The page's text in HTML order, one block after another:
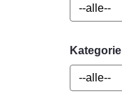
Kategorie